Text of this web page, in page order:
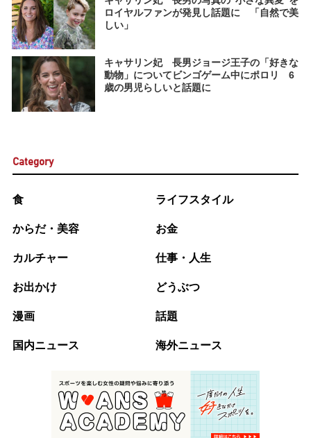
ロイヤルファンが発見し話題に 「自然で美
しい」
キャサリン妃 長男ジョージ王子の「好きな
動物」についてビンゴゲーム中にポロリ 6
歳の男児らしいと話題に
Category
食 ライフスタイル
からだ・美容 お金
カルチャー 仕事・人生
お出かけ どうぶつ
漫画 話題
国内ニュース 海外ニュース